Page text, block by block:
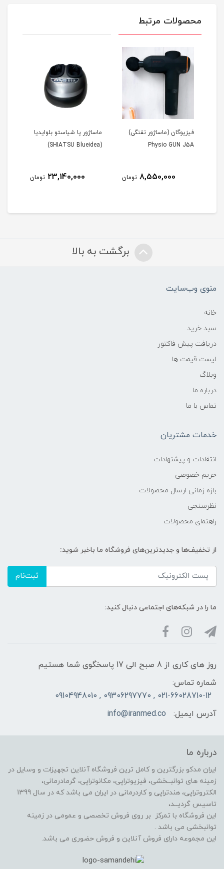
محصولات مرتبط
فیزیوگان (ماساژور تفنگی)
Physio GUN J5A
8,550,000 تومان
ماساژور پا شیاستو بلوایدیا
(SHIATSU Blueidea)
23,140,000 تومان
برگشت به بالا
منوی وب‌سایت
خانه
سبد خرید
دریافت پیش فاکتور
لیست قیمت ها
وبلاگ
درباره ما
تماس با ما
خدمات مشتریان
انتقادات و پیشنهادات
حریم خصوصی
بازه زمانی ارسال محصولات
نظرسنجی
راهنمای محصولات
از تخفیف‌ها و جدیدترین‌های فروشگاه ما باخبر شوید:
ثبت‌نام
ما را در شبکه‌های اجتماعی دنبال کنید:
روز های کاری از 8 صبح الی 17 پاسخگوی شما هستیم
شماره تماس:
021-66028710-12 , 09306297770 , 09104948010
آدرس ایمیل:
info@iranmed.co
درباره ما
ایران مدکو بزرگترین و کامل ترین فروشگاه آنلاین تجهیزات و وسایل در
زمینه های توانبــخشی، فیزیوتراپی، مکانوتراپی، گرمادرمانی،
الکتروتراپی، هندتراپی و کاردرمانی در ایران می باشد که در سال 1399
تاسیس گردیــد،
این فروشگاه با تمرکز بر روی فروش تخصصی و عمومی در زمینه
توانبخشی می باشد .
این مجموعه دارای فروش آنلاین و فروش حضوری می باشد.